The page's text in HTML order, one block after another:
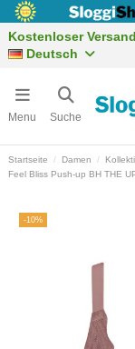
Kostenloser
Deutsch
Menu Suche
Startseite Damen
Feel Bliss Push-up BH THE
-10%